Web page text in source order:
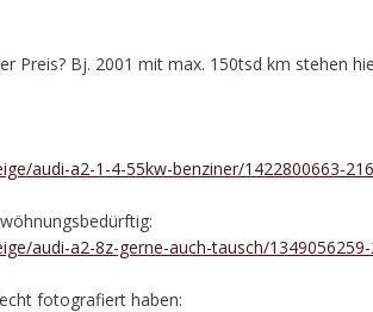
Preis? Bj. 2001 mit max. 150tsd km stehen
audi-a2-1-4-55kw-benziner/1422800663-
audi-a2-8z-gerne-auch-tausch/
fotografiert haben: